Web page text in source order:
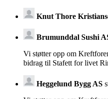
Knut Thore
Brumunddal Sushi
Vi støtter opp om
bidrag til Stafett for livet
Heggelund Bygg AS